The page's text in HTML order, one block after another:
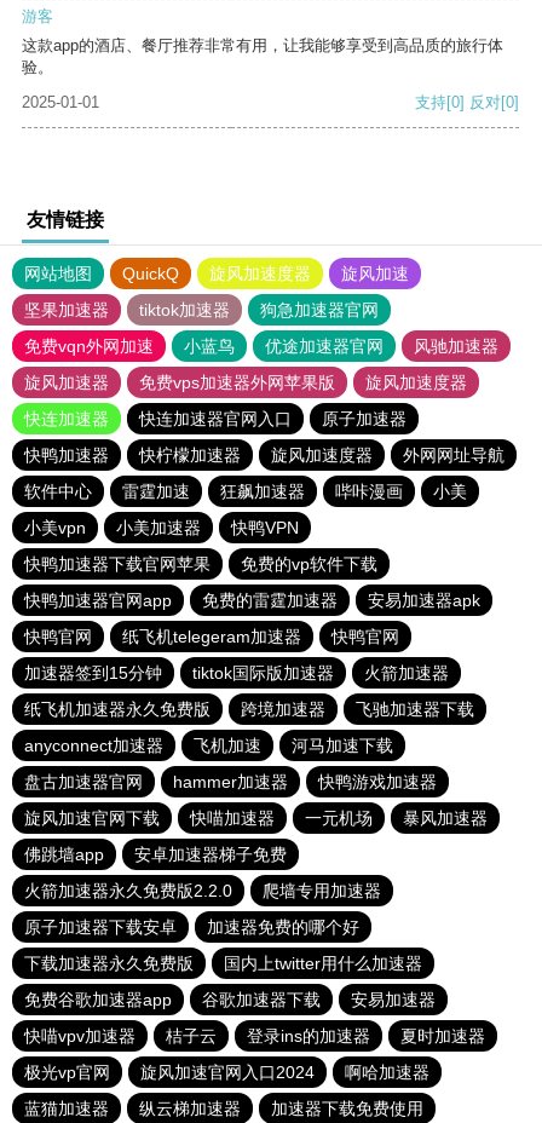
游客
这款app的酒店、餐厅推荐非常有用，让我能够享受到高品质的旅行体
验。
2025-01-01
支持[0] 反对[0]
友情链接
网站地图 QuickQ 旋风加速度器
旋风加速
坚果加速器
tiktok加速器
狗急加速器官网
免费vqn外网加速
小蓝鸟 优途加速器官网
风驰加速器
旋风加速器
免费vps加速器外网苹果版
旋风加速度器
快连加速器
快连加速器官网入口
原子加速器
快鸭加速器
快柠檬加速器 旋风加速度器
外网网址导航
软件中心
雷霆加速 狂飙加速器 哔咔漫画
小美
小美vpn
小美加速器
快鸭VPN
快鸭加速器下载官网苹果
免费的vp软件下载
快鸭加速器官网app
免费的雷霆加速器
安易加速器apk
快鸭官网
纸飞机telegeram加速器
快鸭官网
加速器签到15分钟
tiktok国际版加速器
火箭加速器
纸飞机加速器永久免费版
跨境加速器
飞驰加速器下载
anyconnect加速器
飞机加速
河马加速下载
盘古加速器官网
hammer加速器
快鸭游戏加速器
旋风加速官网下载
快喵加速器 一元机场
暴风加速器
佛跳墙app
安卓加速器梯子免费
火箭加速器永久免费版2.2.0
爬墙专用加速器
原子加速器下载安卓
加速器免费的哪个好
下载加速器永久免费版
国内上twitter用什么加速器
免费谷歌加速器app
谷歌加速器下载
安易加速器
快喵vpv加速器
桔子云 登录ins的加速器
夏时加速器
极光vp官网
旋风加速官网入口2024
啊哈加速器
蓝猫加速器
纵云梯加速器 加速器下载免费使用